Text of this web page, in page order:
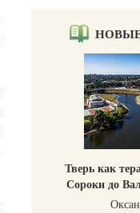
Тверь как
Сороки до